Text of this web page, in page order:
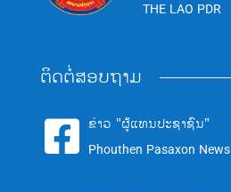
THE LAO PDR
ຕິດຕໍ່ສອບຖາມ
 ຂ່າວ "ຜູ້ແທນປະຊາຊົນ"
Phouthen Pasaxon News